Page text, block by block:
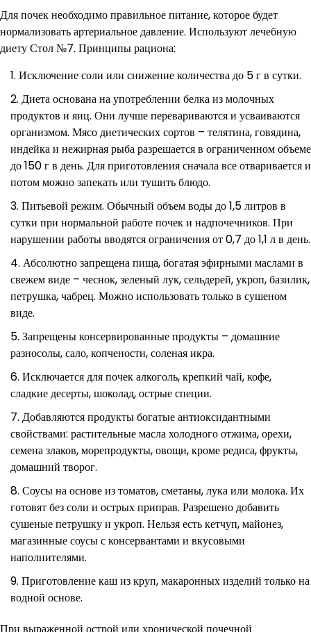
Для почек необходимо правильное питание, которое будет
нормализовать артериальное давление. Используют лечебную
диету Стол №7. Принципы рациона:
Исключение соли или снижение количества до 5 г в сутки.
Диета основана на употреблении белка из молочных
продуктов и яиц. Они лучше перевариваются и усваиваются
организмом. Мясо диетических сортов – телятина, говядина,
индейка и нежирная рыба разрешается в ограниченном объеме
до 150 г в день. Для приготовления сначала все отваривается и
потом можно запекать или тушить блюдо.
Питьевой режим. Обычный объем воды до 1,5 литров в
сутки при нормальной работе почек и надпочечников. При
нарушении работы вводятся ограничения от 0,7 до 1,1 л в день.
Абсолютно запрещена пища, богатая эфирными маслами в
свежем виде – чеснок, зеленый лук, сельдерей, укроп, базилик,
петрушка, чабрец. Можно использовать только в сушеном
виде.
Запрещены консервированные продукты – домашние
разносолы, сало, копчености, соленая икра.
Исключается для почек алкоголь, крепкий чай, кофе,
сладкие десерты, шоколад, острые специи.
Добавляются продукты богатые антиоксидантными
свойствами: растительные масла холодного отжима, орехи,
семена злаков, морепродукты, овощи, кроме редиса, фрукты,
домашний творог.
Соусы на основе из томатов, сметаны, лука или молока. Их
готовят без соли и острых приправ. Разрешено добавить
сушеные петрушку и укроп. Нельзя есть кетчуп, майонез,
магазинные соусы с консервантами и вкусовыми
наполнителями.
Приготовление каш из круп, макаронных изделий только на
водной основе.